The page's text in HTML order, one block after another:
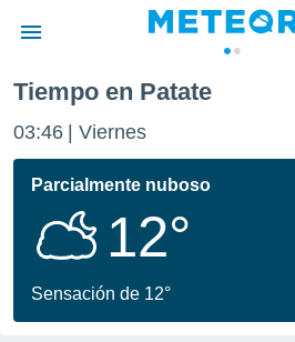
de
ha
que se
calidad.
a este
las
Tiempo en Patate
03:46 Viernes
Parcialmente nuboso
12°
Sensación de 12°